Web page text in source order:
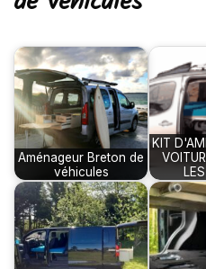
Aménageur Breton de
véhicules
KIT